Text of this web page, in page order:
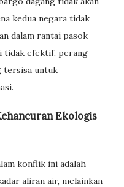
kedua negara tidak
dalam rantai pasok
tidak efektif, perang
tersisa untuk
Ekologis
konflik ini adalah
aliran air, melainkan